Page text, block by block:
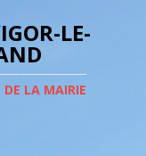
LE-
DE LA MAIRIE